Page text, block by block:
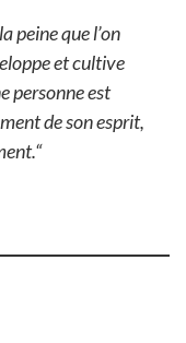
peine que l’on
et cultive
personne est
de son esprit,
.“